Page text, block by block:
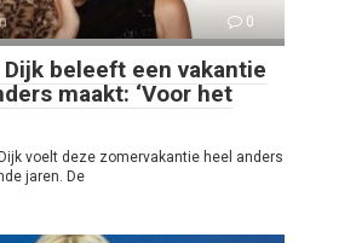
0
Dijk beleeft een vakantie
maakt: ‘Voor het
voelt deze zomervakantie heel anders
jaren. De